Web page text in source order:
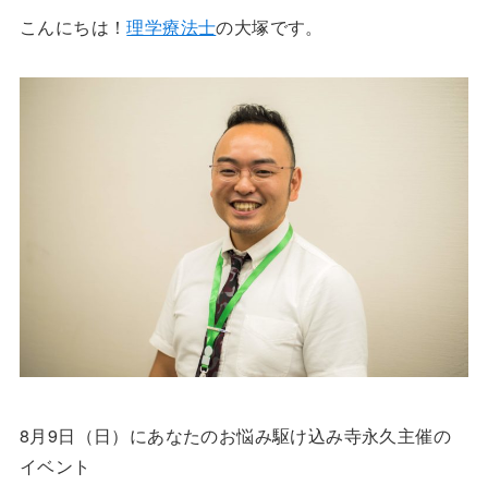
こんにちは！理学療法士の大塚です。
8月9日（日）にあなたのお悩み駆け込み寺永久主催の
イベント